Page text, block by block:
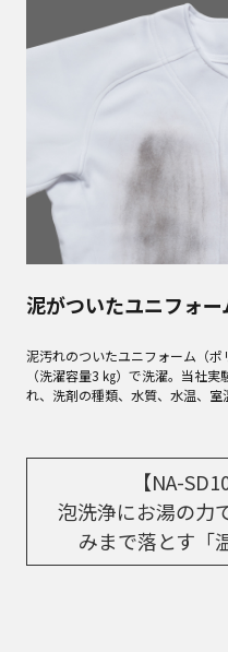
泥がついたユニフォー
泥汚れのついたユニフォーム（
（洗濯容量3 ㎏）で洗濯。当社
れ、洗剤の種類、水質、水温、室
【NA-
泡洗浄にお湯の力
みまで落とす「